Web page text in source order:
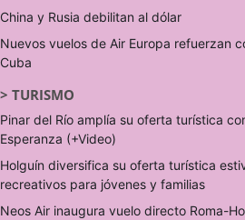
China y Rusia debilitan al dólar
Nuevos vuelos de Air Europa refuerzan
Cuba
> TURISMO
Pinar del Río amplía su oferta turística
Esperanza (+Video)
Holguín diversifica su oferta turística
recreativos para jóvenes y familias
Neos Air inaugura vuelo directo Roma-